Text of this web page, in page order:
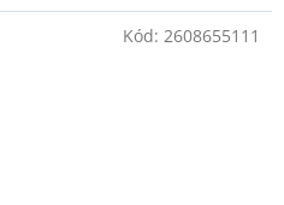
Kód: 2608655111